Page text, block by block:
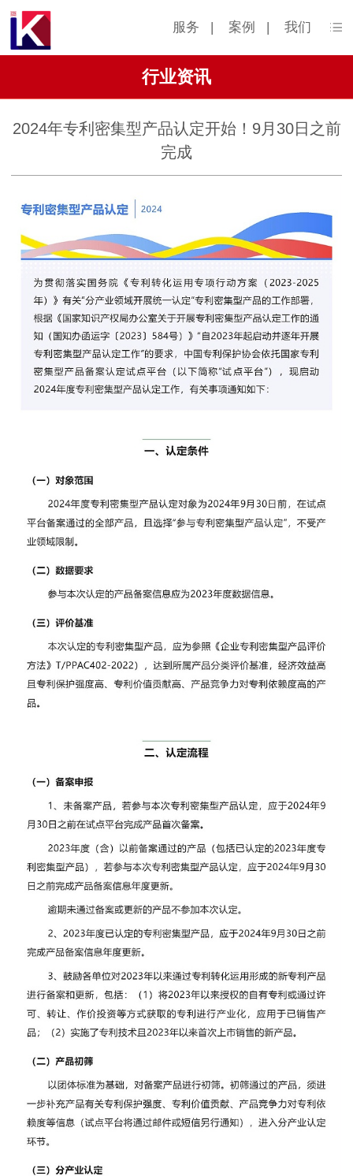
服务 | 案例 | 我们
行业资讯
2024年专利密集型产品认定开始！9月30日之前
完成